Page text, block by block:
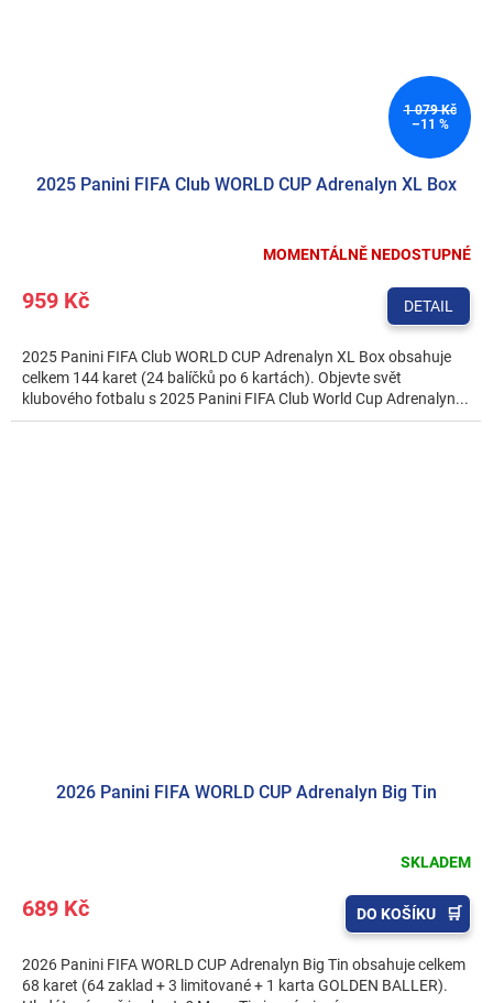
1 079 Kč
–11 %
2025 Panini FIFA Club WORLD CUP Adrenalyn XL Box
MOMENTÁLNĚ NEDOSTUPNÉ
959 Kč DETAIL
2025 Panini FIFA Club WORLD CUP Adrenalyn XL Box obsahuje
celkem 144 karet (24 balíčků po 6 kartách). Objevte svět
klubového fotbalu s 2025 Panini FIFA Club World Cup Adrenalyn...
2026 Panini FIFA WORLD CUP Adrenalyn Big Tin
SKLADEM
689 Kč DO KOŠÍKU
2026 Panini FIFA WORLD CUP Adrenalyn Big Tin obsahuje celkem
68 karet (64 zaklad + 3 limitované + 1 karta GOLDEN BALLER).